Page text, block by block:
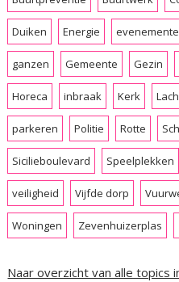
Duiken Energie
ganzen Gemeente Gezin
Horeca inbraak Kerk
parkeren Politie Rotte
Sicilieboulevard Speelplekken
veiligheid Vijfde dorp
Woningen Zevenhuizerplas
Naar overzicht van alle topics